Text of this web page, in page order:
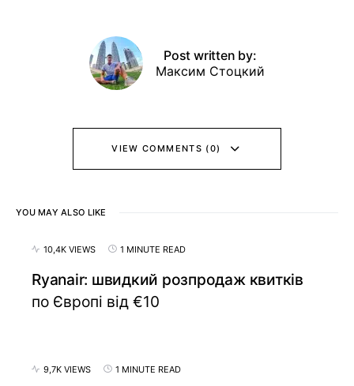
Post written by:
Максим Стоцкий
VIEW COMMENTS (0)
YOU MAY ALSO LIKE
10,4K VIEWS 1 MINUTE READ
Ryanair: швидкий розпродаж квитків
по Європі від €10
9,7K VIEWS 1 MINUTE READ